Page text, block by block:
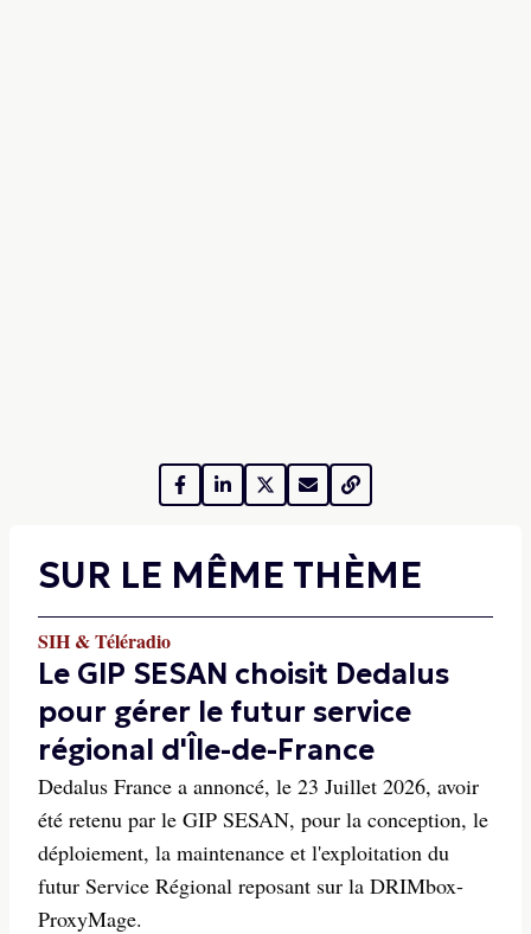
SUR LE MÊME THÈME
SIH & Téléradio
Le GIP SESAN choisit Dedalus
pour gérer le futur service
régional d'Île-de-France
Dedalus France a annoncé, le 23 Juillet 2026, avoir
été retenu par le GIP SESAN, pour la conception, le
déploiement, la maintenance et l'exploitation du
futur Service Régional reposant sur la DRIMbox-
ProxyMage.